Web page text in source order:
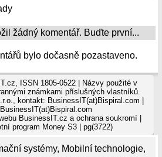
systémy, Mobilní technologie,
žádný komentář. Buďte první...
bylo dočasně pozastaveno.
ISSN 1805-0522 | Názvy použité v
známkami příslušných vlastníků.
kontakt: BusinessIT(at)Bispiral.com |
BusinessIT(at)Bispiral.com
BusinessIT.cz a ochrana soukromí|
program Money S3 | pg(3722)